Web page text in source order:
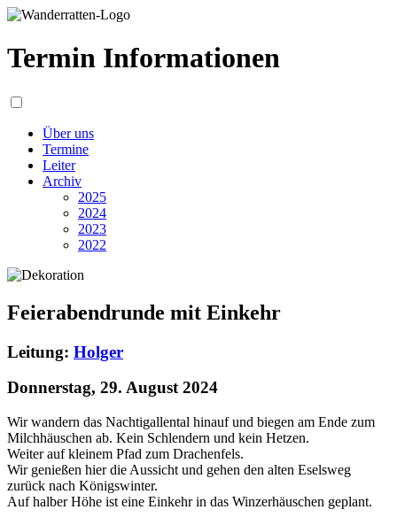
Termin Informationen
Über uns
Termine
Leiter
Archiv
2025
2024
2023
2022
Feierabendrunde mit Einkehr
Leitung: Holger
Donnerstag, 29. August 2024
Wir wandern das Nachtigallental hinauf und biegen am Ende zum
Milchhäuschen ab. Kein Schlendern und kein Hetzen.
Weiter auf kleinem Pfad zum Drachenfels.
Wir genießen hier die Aussicht und gehen den alten Eselsweg
zurück nach Königswinter.
Auf halber Höhe ist eine Einkehr in das Winzerhäuschen geplant.